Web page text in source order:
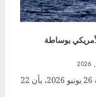
الأمريكي بوساطة
أفادت وسائل إعلام إيرانية، الجمعة 26 يونيو 2026، بأن 22